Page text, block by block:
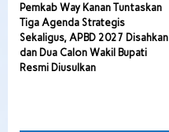
Pemkab Way Kanan Tuntaskan
Tiga Agenda Strategis
Sekaligus, APBD 2027 Disahkan
dan Dua Calon Wakil Bupati
Resmi Diusulkan